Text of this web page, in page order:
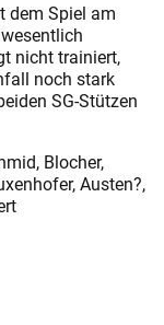
dem Spiel am
nicht trainiert,
noch stark
SG-Stützen
Blocher,
Austen?,